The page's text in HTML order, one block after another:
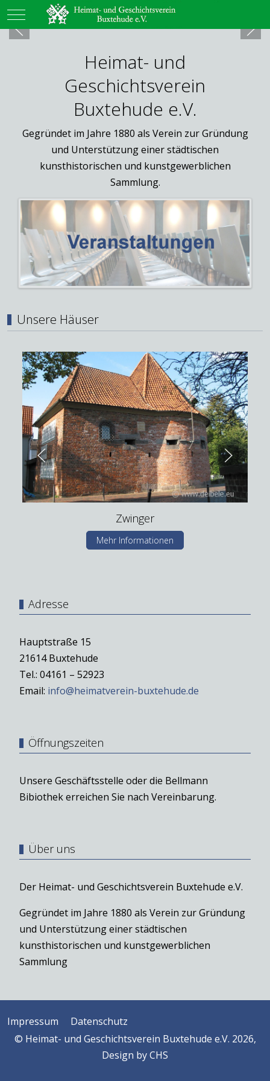
Mobile Menu Toggle
Heimat- und
Geschichtsverein
Buxtehude e.V.
Gegründet im Jahre 1880 als Verein zur Gründung
und Unterstützung einer städtischen
kunsthistorischen und kunstgewerblichen
Sammlung.
Unsere Häuser
Zwinger
Mehr Informationen
Adresse
Hauptstraße 15
21614 Buxtehude
Tel.: 04161 – 52923
Email: info@heimatverein-buxtehude.de
Öffnungszeiten
Unsere Geschäftsstelle oder die Bellmann
Bibiothek erreichen Sie nach Vereinbarung.
Über uns
Der Heimat- und Geschichtsverein Buxtehude e.V.
Gegründet im Jahre 1880 als Verein zur Gründung
und Unterstützung einer städtischen
kunsthistorischen und kunstgewerblichen
Sammlung
Impressum
Datenschutz
© Heimat- und Geschichtsverein Buxtehude e.V. 2026,
Design byCHS